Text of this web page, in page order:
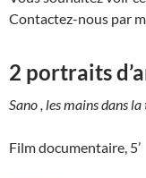
Contactez-nous par
2 portraits
Sano , les mains dans
Film documentaire, 5’